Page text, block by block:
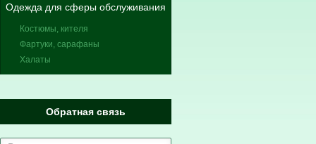
Одежда для сферы обслуживания
Костюмы, кителя
Фартуки, сарафаны
Халаты
Обратная связь